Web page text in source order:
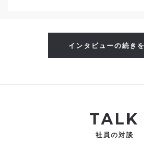
インタビューの続き
TALK
社員の対談